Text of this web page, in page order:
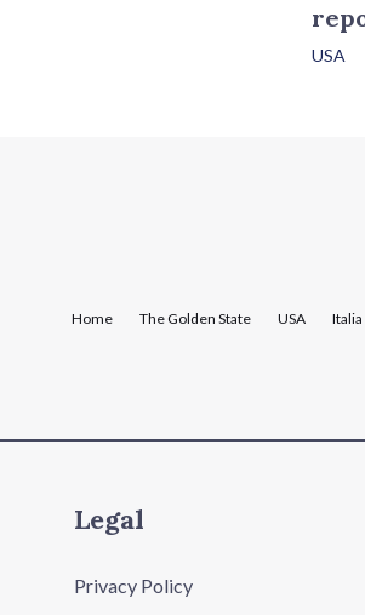
USA
Home The Golden State USA Italia
Legal
Privacy Policy